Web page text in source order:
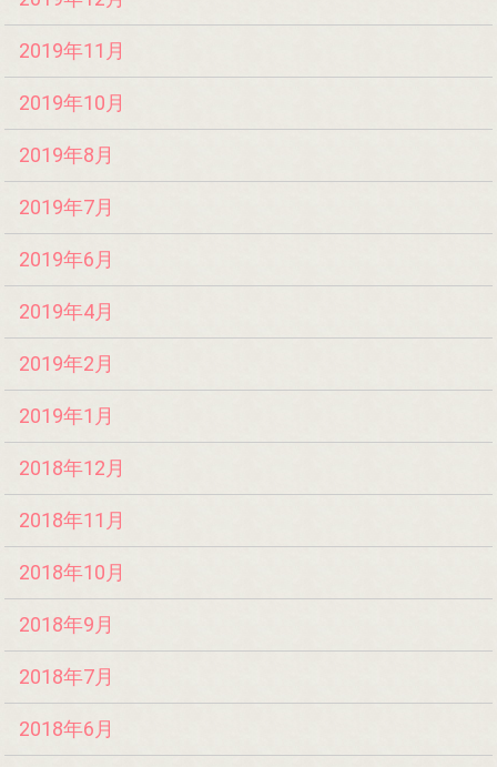
2019年11月
2019年10月
2019年8月
2019年7月
2019年6月
2019年4月
2019年2月
2019年1月
2018年12月
2018年11月
2018年10月
2018年9月
2018年7月
2018年6月